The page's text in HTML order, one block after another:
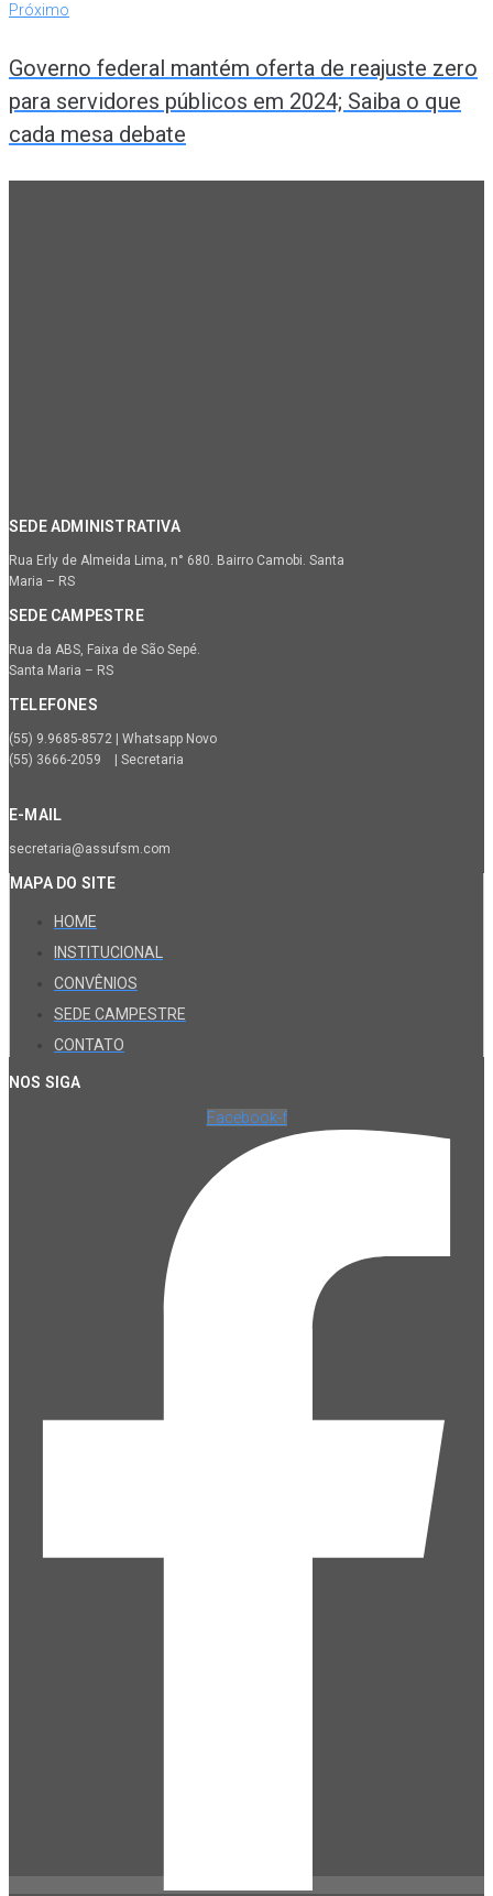
Próximo
Governo federal mantém oferta de reajuste zero
para servidores públicos em 2024; Saiba o que
cada mesa debate
SEDE ADMINISTRATIVA
Rua Erly de Almeida Lima, n° 680. Bairro Camobi. Santa
Maria – RS
SEDE CAMPESTRE
Rua da ABS, Faixa de São Sepé.
Santa Maria – RS
TELEFONES
(55) 9.9685-8572 | Whatsapp Novo
(55) 3666-2059 | Secretaria
E-MAIL
secretaria@assufsm.com
MAPA DO SITE
HOME
INSTITUCIONAL
CONVÊNIOS
SEDE CAMPESTRE
CONTATO
NOS SIGA
Facebook-f